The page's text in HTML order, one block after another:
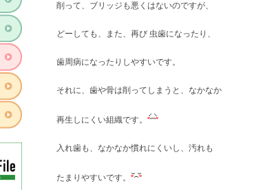
削って、ブリッジも悪くはないのですが、
どーしても、また、再び 虫歯になったり、
歯周病になったりしやすいです。
それに、歯や骨は削ってしまうと、なかなか
再生しにくい組織です。
入れ歯も、なかなか慣れにくいし、汚れも
たまりやすいです。